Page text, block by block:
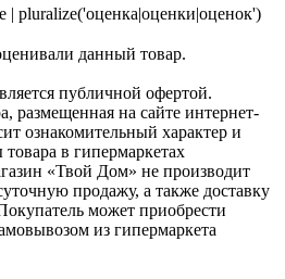
| pluralize('оценка|оценки|оценок')
данный товар.
публичной офертой.
размещенная на сайте интернет-
ознакомительный характер и
в гипермаркетах
«Твой Дом» не производит
продажу, а также доставку
может приобрести
из гипермаркета